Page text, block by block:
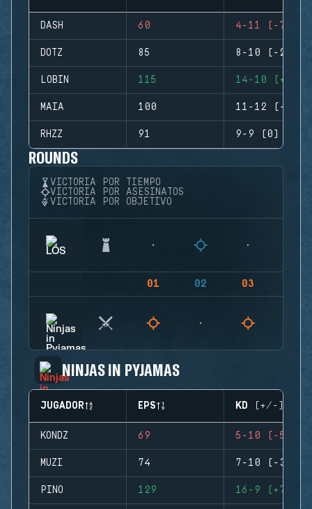
DASH 60 4-11 (-7)
DOTZ 85 8-10 (-2)
LOBIN 115 14-10 (+4)
MAIA 100 11-12 (-1)
RHZZ 91 9-9 (0)
ROUNDS
VICTORIA POR TIEMPO
VICTORIA POR ASESINATOS
VICTORIA POR OBJETIVO
01 02 03
NINJAS IN PYJAMAS
JUGADOR EPS KD (+/-)
KONDZ 69 5-10 (-5)
MUZI 74 7-10 (-3)
PINO 129 16-9 (+7)